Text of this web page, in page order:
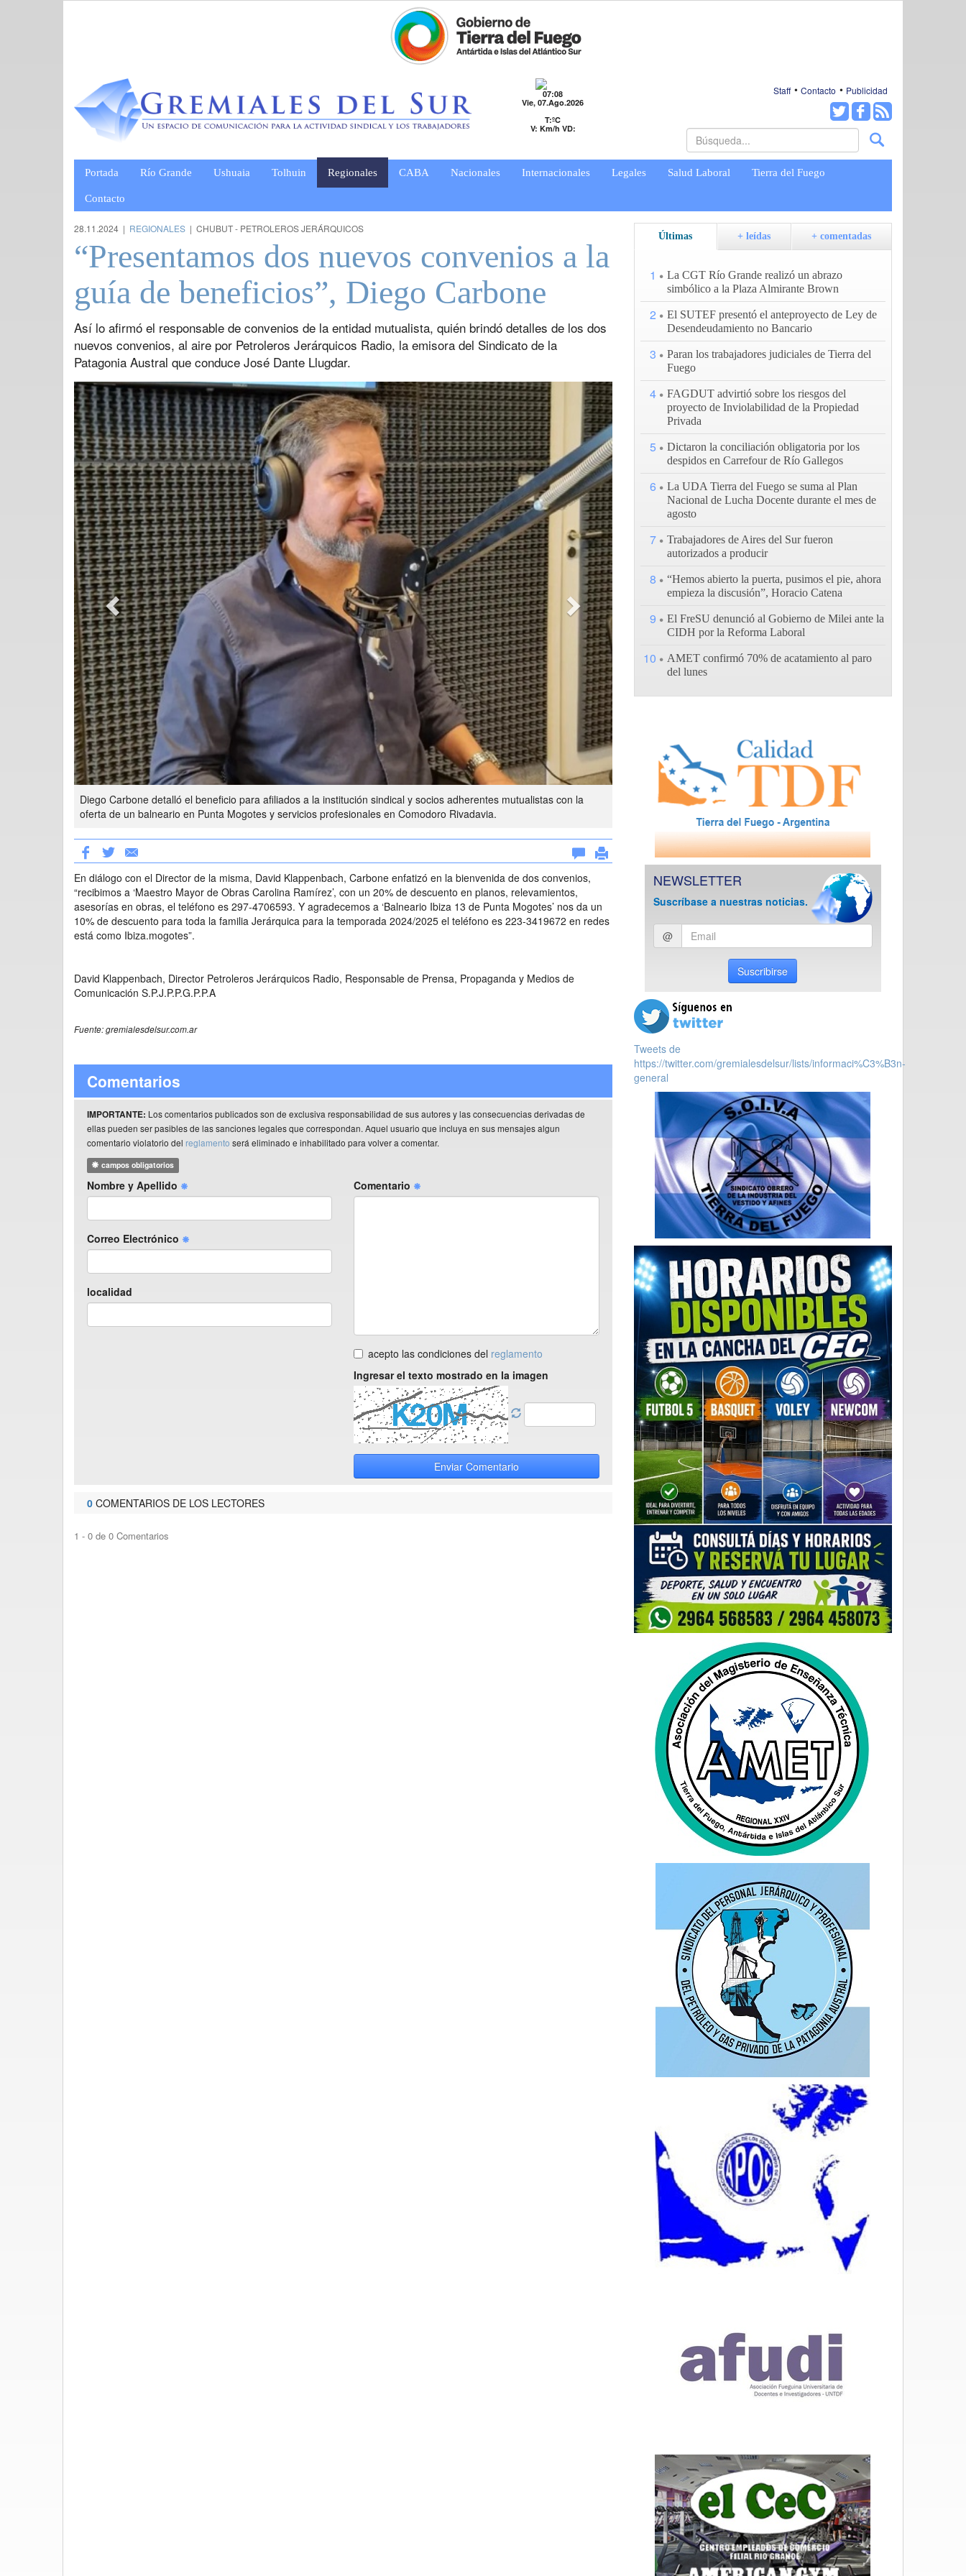
07:08
Vie, 07.Ago.2026
T:ºC
V: Km/h VD:
Staff Contacto Publicidad
Portada Río Grande Ushuaia Tolhuin Regionales CABA Nacionales Internacionales Legales Salud Laboral Tierra del Fuego
Contacto
28.11.2024 | REGIONALES | CHUBUT - PETROLEROS JERÁRQUICOS
“Presentamos dos nuevos convenios a la
guía de beneficios”, Diego Carbone
Así lo afirmó el responsable de convenios de la entidad mutualista, quién brindó detalles de los dos
nuevos convenios, al aire por Petroleros Jerárquicos Radio, la emisora del Sindicato de la
Patagonia Austral que conduce José Dante Llugdar.
Diego Carbone detalló el beneficio para afiliados a la institución sindical y socios adherentes mutualistas con la
oferta de un balneario en Punta Mogotes y servicios profesionales en Comodoro Rivadavia.
Previous Next
En diálogo con el Director de la misma, David Klappenbach, Carbone enfatizó en la bienvenida de dos convenios,
“recibimos a ‘Maestro Mayor de Obras Carolina Ramírez’, con un 20% de descuento en planos, relevamientos,
asesorías en obras, el teléfono es 297-4706593. Y agradecemos a ‘Balneario Ibiza 13 de Punta Mogotes’ nos da un
10% de descuento para toda la familia Jerárquica para la temporada 2024/2025 el teléfono es 223-3419672 en redes
está como Ibiza.mogotes”.
David Klappenbach, Director Petroleros Jerárquicos Radio, Responsable de Prensa, Propaganda y Medios de
Comunicación S.P.J.P.P.G.P.P.A
Fuente: gremialesdelsur.com.ar
Comentarios
IMPORTANTE: Los comentarios publicados son de exclusiva responsabilidad de sus autores y las consecuencias derivadas de
ellas pueden ser pasibles de las sanciones legales que correspondan. Aquel usuario que incluya en sus mensajes algun
comentario violatorio del reglamento será eliminado e inhabilitado para volver a comentar.
campos obligatorios
Nombre y Apellido
Correo Electrónico
localidad
Comentario
acepto las condiciones del reglamento
Ingresar el texto mostrado en la imagen
Enviar Comentario
0 COMENTARIOS DE LOS LECTORES
1 - 0 de 0 Comentarios
Últimas + leídas + comentadas
1
La CGT Río Grande realizó un abrazo
simbólico a la Plaza Almirante Brown
2
El SUTEF presentó el anteproyecto de Ley de
Desendeudamiento no Bancario
3
Paran los trabajadores judiciales de Tierra del
Fuego
4
FAGDUT advirtió sobre los riesgos del
proyecto de Inviolabilidad de la Propiedad
Privada
5
Dictaron la conciliación obligatoria por los
despidos en Carrefour de Río Gallegos
6
La UDA Tierra del Fuego se suma al Plan
Nacional de Lucha Docente durante el mes de
agosto
7
Trabajadores de Aires del Sur fueron
autorizados a producir
8
“Hemos abierto la puerta, pusimos el pie, ahora
empieza la discusión”, Horacio Catena
9
El FreSU denunció al Gobierno de Milei ante la
CIDH por la Reforma Laboral
10
AMET confirmó 70% de acatamiento al paro
del lunes
NEWSLETTER
Suscríbase a nuestras noticias.
Ingresar
email
@
Suscribirse
Tweets de
https://twitter.com/gremialesdelsur/lists/informaci%C3%B3n-
general